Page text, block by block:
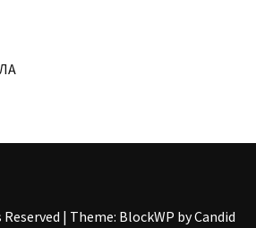
| Theme: BlockWP byCandid